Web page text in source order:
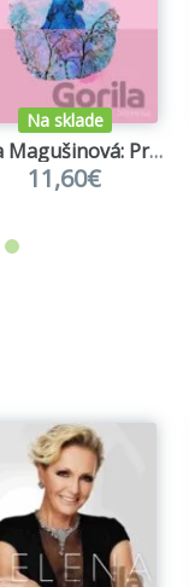
Na sklade
Sima Magušinová: Premena
11,60€